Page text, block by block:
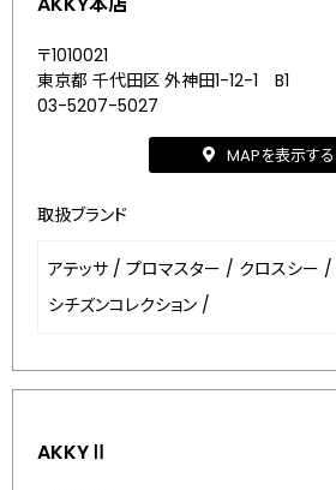
〒1010021
東京都 千代田区 外神田1-12-1 B1
03-5207-5027
MAPを表示する
取扱ブランド
アテッサ / プロマスター / クロスシー /
シチズンコレクション /
AKKYⅡ